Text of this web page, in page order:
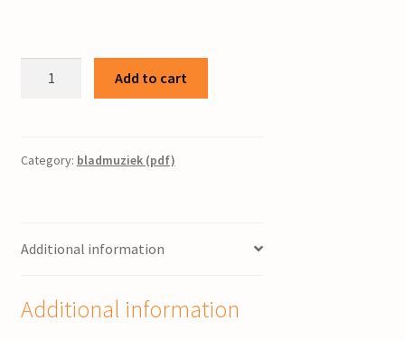
Ierse
cello
piano
Add to cart
Category: bladmuziek (pdf)
Additional information
Additional information